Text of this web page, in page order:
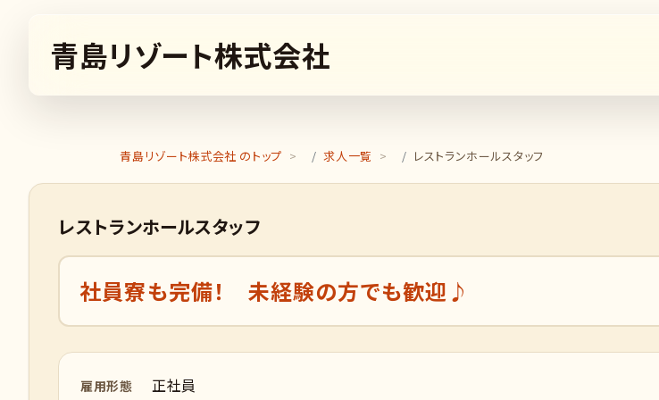
青島リゾート株式会社
青島リゾート株式会社 のトップ 求人一覧 レストランホールスタッフ
レストランホールスタッフ
社員寮も完備！ 未経験の方でも歓迎♪
雇用形態 正社員